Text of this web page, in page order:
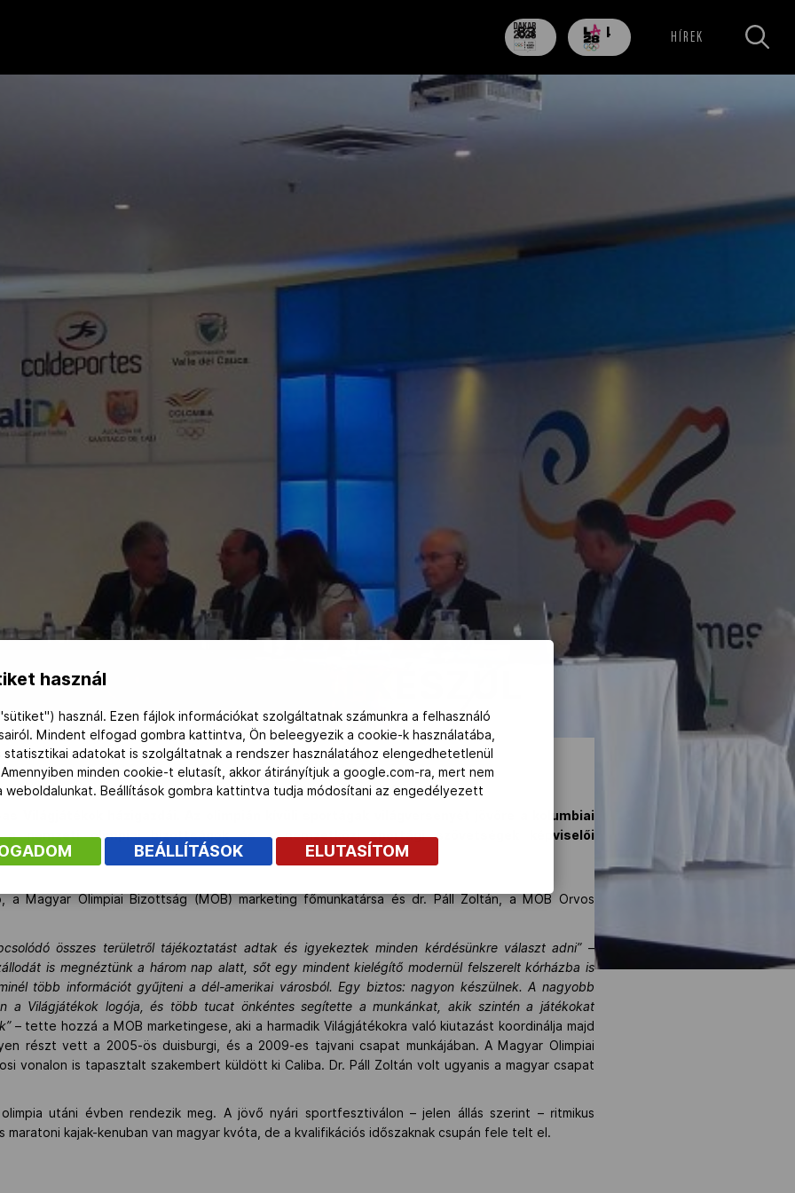
83
nap
704
nap HÍREK
2013 – CALI KÉSZÜL
Világjátékok házigazdái. Az olimpián kívüli sportágak világversenyét jövőre a kolumbiai
a nemzeti olimpiai bizottságok és a nemzetközi sportági szövetségek képviselői
a Magyar Olimpiai Bizottság (MOB) marketing főmunkatársa és dr. Páll Zoltán, a MOB Orvos
összes területről tájékoztatást adtak és igyekeztek minden kérdésünkre választ adni”–
is megnéztünk a három nap alatt, sőt egy mindent kielégítő modernül felszerelt kórházba is
több információt gyűjteni a dél-amerikai városból. Egy biztos: nagyon készülnek. A nagyobb
a Világjátékok logója, és több tucat önkéntes segítette a munkánkat, akik szintén a játékokat
– tette hozzá a MOB marketingese, aki a harmadik Világjátékokra való kiutazást koordinálja majd
részt vett a 2005-ös duisburgi, és a 2009-es tajvani csapat munkájában. A Magyar Olimpiai
vonalon is tapasztalt szakembert küldött ki Caliba. Dr. Páll Zoltán volt ugyanis a magyar csapat
utáni évben rendezik meg. A jövő nyári sportfesztiválon – jelen állás szerint – ritmikus
maratoni kajak-kenuban van magyar kvóta, de a kvalifikációs időszaknak csupán fele telt el.
használ
használ. Ezen fájlok információkat szolgáltatnak számunkra a felhasználó
Mindent elfogad gombra kattintva, Ön beleegyezik a cookie-k használatába,
statisztikai adatokat is szolgáltatnak a rendszer használatához elengedhetetlenül
minden cookie-t elutasít, akkor átirányítjuk a google.com-ra, mert nem
weboldalunkat. Beállítások gombra kattintva tudja módosítani az engedélyezett
BEÁLLÍTÁSOK ELUTASÍTOM